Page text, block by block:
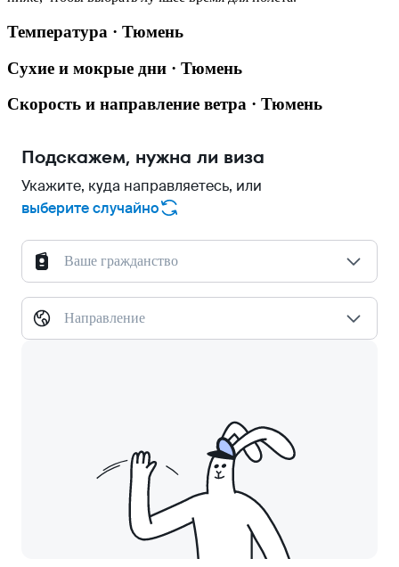
Температура · Тюмень
Сухие и мокрые дни · Тюмень
Скорость и направление ветра · Тюмень
Подскажем, нужна ли виза
Укажите, куда направляетесь, или
выберите случайно
Ваше гражданство
Направление